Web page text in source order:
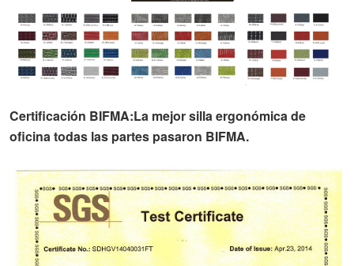
Certificación BIFMA:La mejor silla ergonómica de
oficinatodas las partes pasaron BIFMA.